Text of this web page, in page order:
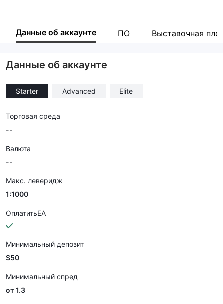
Данные об аккаунте ПО Выставочная
Данные об аккаунте
Starter Advanced Elite
Торговая среда
--
Валюта
--
Макс. леверидж
1:1000
ОплатитьEA
Минимальный депозит
$50
Минимальный спред
от 1.3